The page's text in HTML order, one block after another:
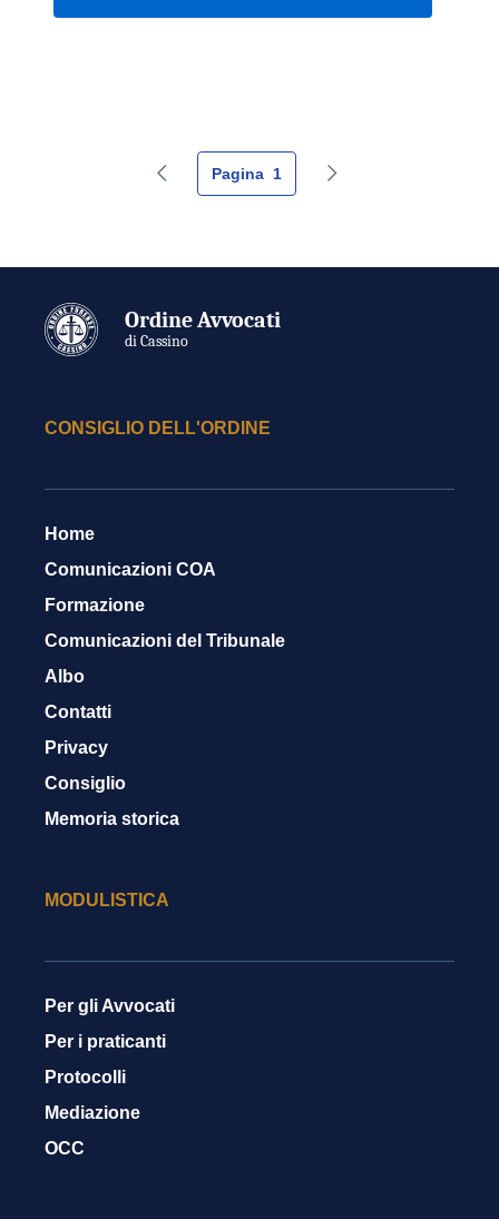
Pagina precedente
Pagina 1
Pagina successiva
Ordine Avvocati
di Cassino
CONSIGLIO DELL'ORDINE
Home
Comunicazioni COA
Formazione
Comunicazioni del Tribunale
Albo
Contatti
Privacy
Consiglio
Memoria storica
MODULISTICA
Per gli Avvocati
Per i praticanti
Protocolli
Mediazione
OCC